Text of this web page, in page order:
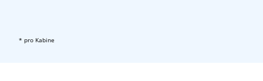
* pro Kabine